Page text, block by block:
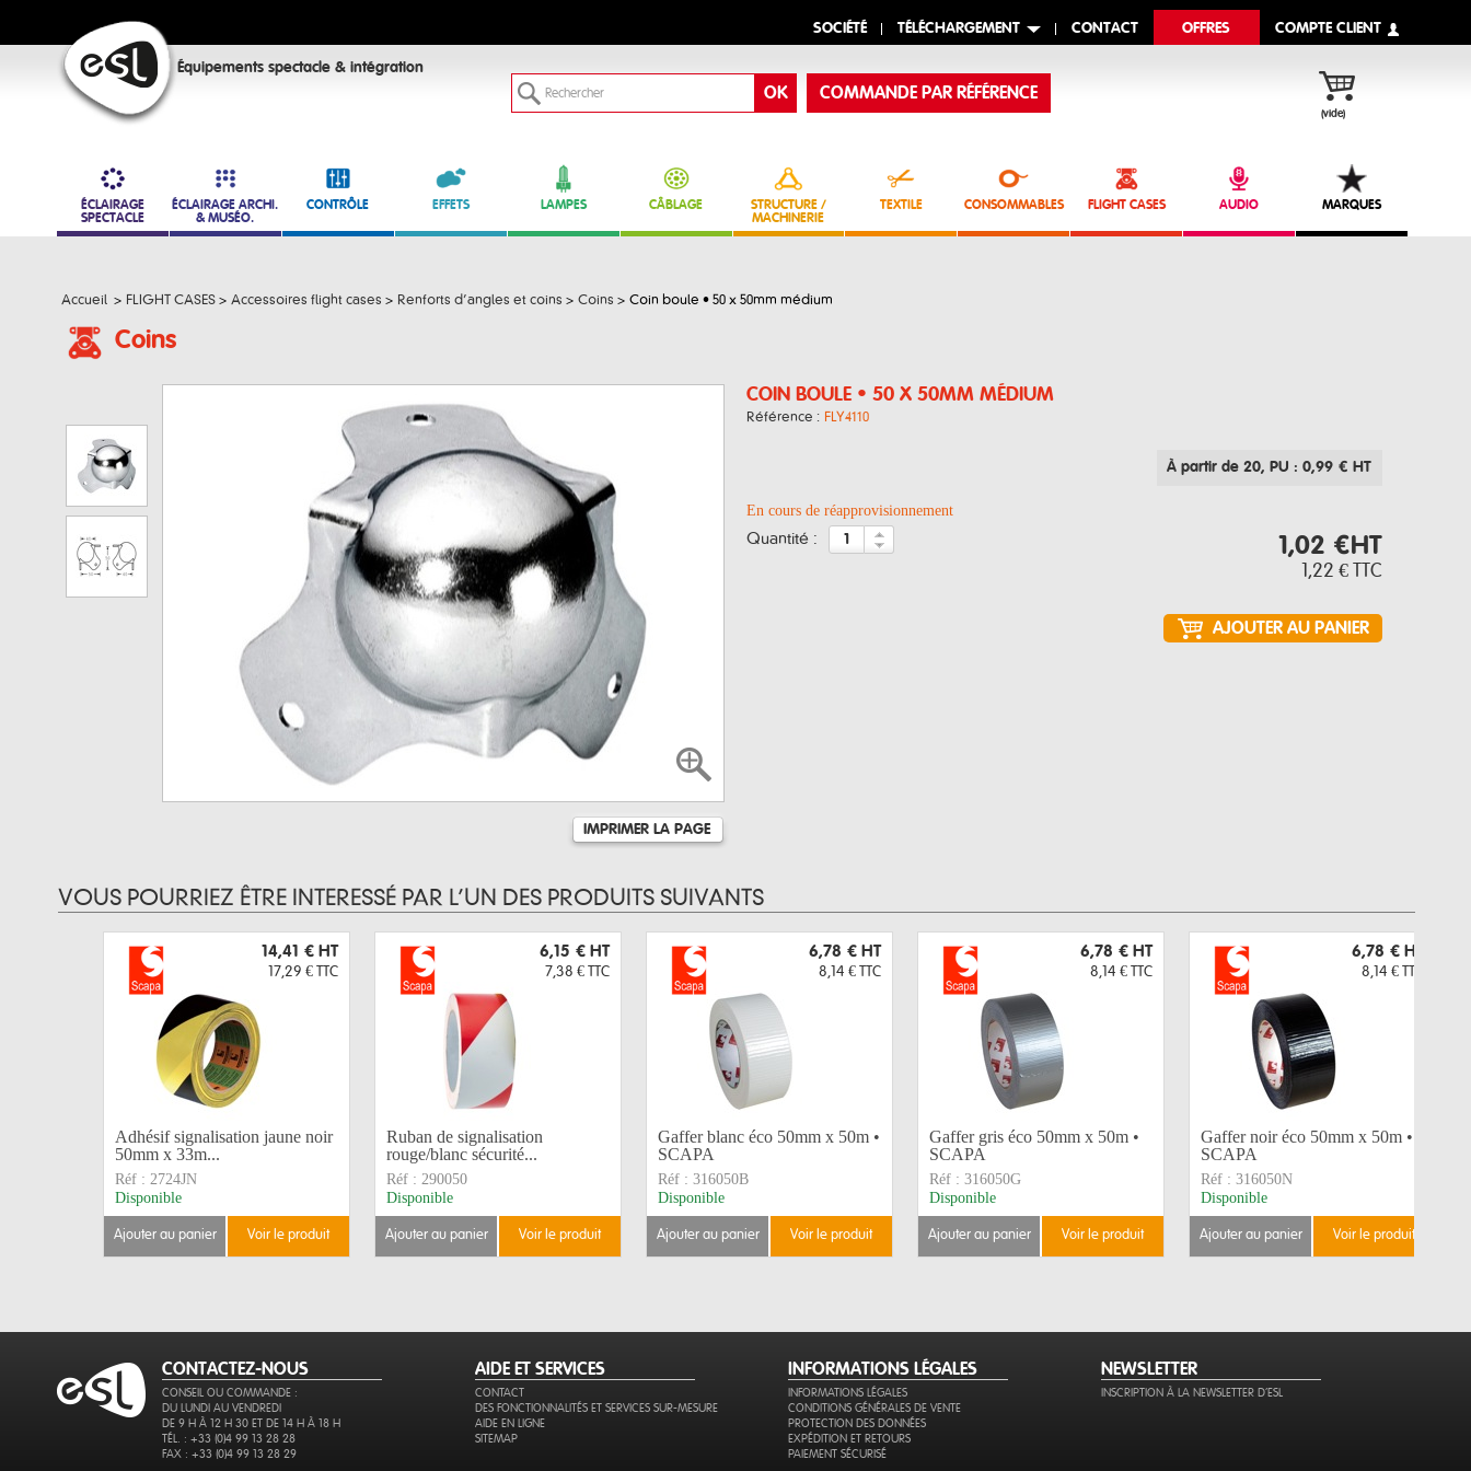
SOCIÉTÉ TÉLÉCHARGEMENT CONTACT OFFRES COMPTE CLIENT
Équipements spectacle & intégration
(vide)
COMMANDE PAR RÉFÉRENCE
ÉCLAIRAGE
SPECTACLE
ÉCLAIRAGE ARCHI.
& MUSÉO.
CONTRÔLE EFFETS LAMPES CÂBLAGE
STRUCTURE /
MACHINERIE
TEXTILE CONSOMMABLES FLIGHT CASES AUDIO MARQUES
Accueil > FLIGHT CASES > Accessoires flight cases > Renforts d’angles et coins > Coins > Coin boule • 50 x 50mm médium
Coins
IMPRIMER LA PAGE
COIN BOULE • 50 X 50MM MÉDIUM
Référence : FLY4110
À partir de 20, PU : 0,99 € HT
En cours de réapprovisionnement
quantité : 1,02 €HT
1,22 € TTC
VOUS POURRIEZ ÊTRE INTERESSÉ PAR L’UN DES PRODUITS SUIVANTS
14,41 € HT
17,29 € TTC
Adhésif signalisation jaune noir
50mm x 33m...
Réf : 2724JN
Disponible
ajouter au panier voir le produit
6,15 € HT
7,38 € TTC
Ruban de signalisation
rouge/blanc sécurité...
Réf : 290050
Disponible
ajouter au panier voir le produit
6,78 € HT
8,14 € TTC
Gaffer blanc éco 50mm x 50m •
SCAPA
Réf : 316050B
Disponible
ajouter au panier voir le produit
6,78 € HT
8,14 € TTC
Gaffer gris éco 50mm x 50m •
SCAPA
Réf : 316050G
Disponible
ajouter au panier voir le produit
6,78 € HT
8,14 € TTC
Gaffer noir éco 50mm x 50m •
SCAPA
Réf : 316050N
Disponible
ajouter au panier voir le produit
CONTACTEZ-NOUS
CONSEIL OU COMMANDE :
DU LUNDI AU VENDREDI
DE 9 H À 12 H 30 ET DE 14 H À 18 H
TÉL. : +33 (0)4 99 13 28 28
FAX : +33 (0)4 99 13 28 29
AIDE ET SERVICES
CONTACT
DES FONCTIONNALITÉS ET SERVICES SUR-MESURE
AIDE EN LIGNE
SITEMAP
INFORMATIONS LÉGALES
INFORMATIONS LÉGALES
CONDITIONS GÉNÉRALES DE VENTE
PROTECTION DES DONNÉES
EXPÉDITION ET RETOURS
PAIEMENT SÉCURISÉ
NEWSLETTER
INSCRIPTION À LA NEWSLETTER D'ESL